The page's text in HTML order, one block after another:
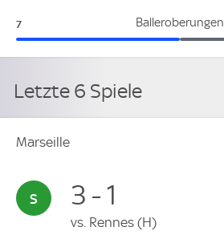
Balleroberungen
Marseille:
7
Letzte 6 Spiele
Marseille
3 - 1
vs. Rennes (H)